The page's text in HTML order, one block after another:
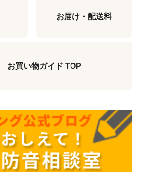
お届け・配送料
お買い物ガイド TOP